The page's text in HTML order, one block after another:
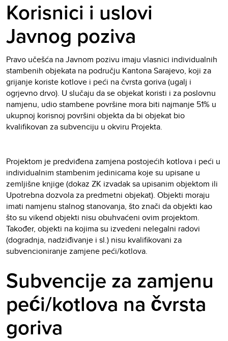
Korisnici i uslovi
Javnog poziva
Pravo učešća na Javnom pozivu imaju vlasnici individualnih
stambenih objekata na području Kantona Sarajevo, koji za
grijanje koriste kotlove i peći na čvrsta goriva (ugalj i
ogrjevno drvo). U slučaju da se objekat koristi i za poslovnu
namjenu, udio stambene površine mora biti najmanje 51% u
ukupnoj korisnoj površini objekta da bi objekat bio
kvalifikovan za subvenciju u okviru Projekta.
Projektom je predviđena zamjena postojećih kotlova i peći u
individualnim stambenim jedinicama koje su upisane u
zemljišne knjige (dokaz ZK izvadak sa upisanim objektom ili
Upotrebna dozvola za predmetni objekat). Objekti moraju
imati namjenu stalnog stanovanja, što znači da objekti kao
što su vikend objekti nisu obuhvaćeni ovim projektom.
Također, objekti na kojima su izvedeni nelegalni radovi
(dogradnja, nadziđivanje i sl.) nisu kvalifikovani za
subvencioniranje zamjene peći/kotlova.
Subvencije za zamjenu
peći/kotlova na čvrsta
goriva